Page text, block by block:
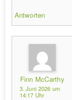
Antworten
Finn McCarthy
3. Juni 2026 um
14:17 Uhr